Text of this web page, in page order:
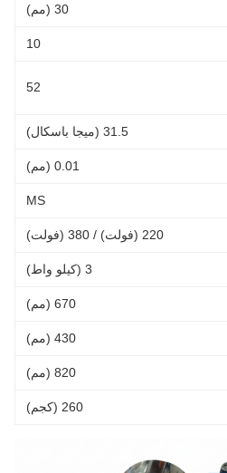
30 (مم)
10
52
31.5 (ميجا باسكال)
0.01 (مم)
MS
220 (فولت) / 380 (فولت)
3 (كيلو واط)
670 (مم)
430 (مم)
820 (مم)
260 (كجم)